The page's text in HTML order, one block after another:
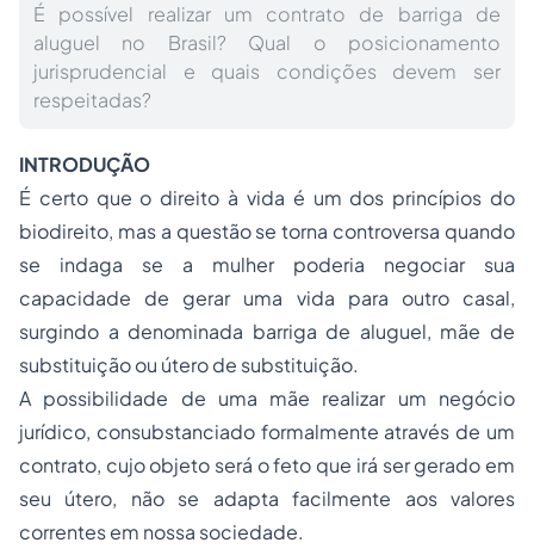
É possível realizar um contrato de barriga de
aluguel no Brasil? Qual o posicionamento
jurisprudencial e quais condições devem ser
respeitadas?
INTRODUÇÃO
É certo que o direito à vida é um dos princípios do
biodireito, mas a questão se torna controversa quando
se indaga se a mulher poderia negociar sua
capacidade de gerar uma vida para outro casal,
surgindo a denominada barriga de aluguel, mãe de
substituição ou útero de substituição.
A possibilidade de uma mãe realizar um negócio
jurídico, consubstanciado formalmente através de um
contrato, cujo objeto será o feto que irá ser gerado em
seu útero, não se adapta facilmente aos valores
correntes em nossa sociedade.